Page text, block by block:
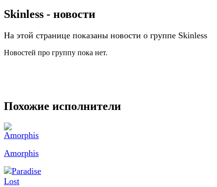
Skinless - новости
На этой странице показаны новости о группе Skinless
Новостей про группу пока нет.
Похожие исполнители
Amorphis